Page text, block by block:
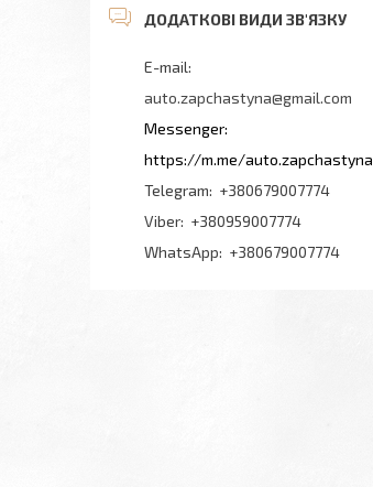
auto.zapchastyna@gmail.com
https://m.me/auto.zapchastyna
+380679007774
+380959007774
+380679007774